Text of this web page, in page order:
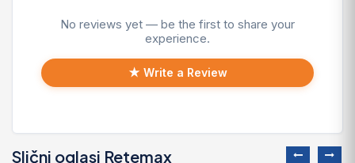
No reviews yet — be the first to share your
experience.
★ Write a Review
Slični oglasi Retemax